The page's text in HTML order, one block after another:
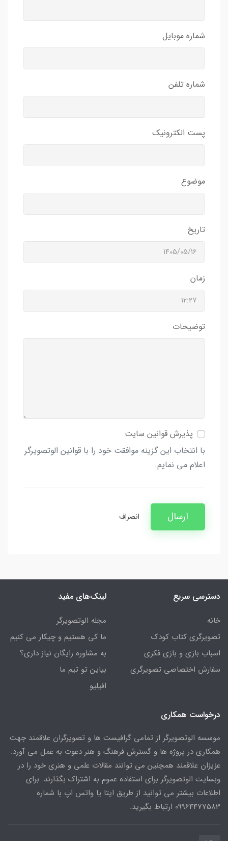
شماره موبایل
شماره تلفن
پست الکترونیک
موضوع
تاریخ
زمان
توضیحات
پذیرش قوانین سایت
با انتخاب این گزینه موافقت خود را با قوانین الوتصویرگر
اعلام می نمایم.
ارسال انصراف
دسترسی سریع
خانه
تصویرگری کتاب کودک
اسباب بازی و بازی فکری
سفارش اختصاصی تصویرگری
لینک‌های مفید
مجله الوتصویرگر
ما کی هستیم و چیکار می کنیم
به مشاوره رایگان نیاز داری؟
بیاین تو تیم ما
افیلیو
درخواست همکاری
موسسه الوتصویرگر از تمامی گرافیست ها و تصویرگران علاقمند جهت
همکاری در پروژه ها و گسترش فرهنگ و هنر دعوت به عمل می آورد.
عزیزان علاقمند همچنین می توانند مقالات علمی و هنری خود را در
وبسایت الوتصویرگر برای استفاده عموم به اشتراک بگذارند. برای
اطلاعات بیشتر می توانید از طریق ایتا یا واتس اپ با شماره
09964477583 ارتباط بگیرید.